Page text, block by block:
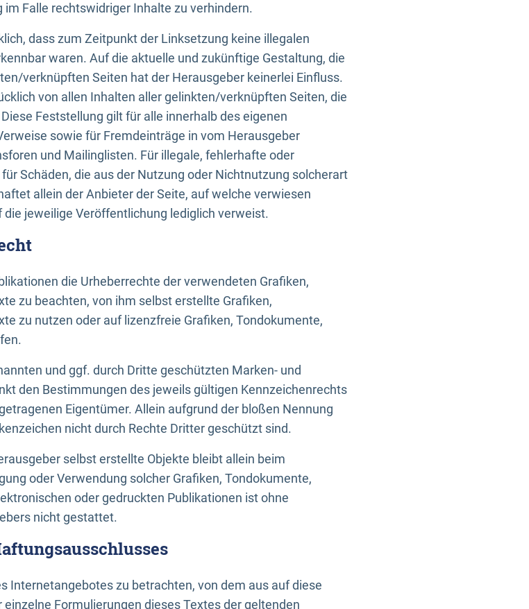
Falle rechtswidriger Inhalte zu verhindern.
dass zum Zeitpunkt der Linksetzung keine illegalen
waren. Auf die aktuelle und zukünftige Gestaltung, die
verknüpften Seiten hat der Herausgeber keinerlei Einfluss.
von allen Inhalten aller gelinkten/verknüpften Seiten, die
Feststellung gilt für alle innerhalb des eigenen
sowie für Fremdeinträge in vom Herausgeber
und Mailinglisten. Für illegale, fehlerhafte oder
Schäden, die aus der Nutzung oder Nichtnutzung solcherart
allein der Anbieter der Seite, auf welche verwiesen
jeweilige Veröffentlichung lediglich verweist.
die Urheberrechte der verwendeten Grafiken,
zu beachten, von ihm selbst erstellte Grafiken,
zu nutzen oder auf lizenzfreie Grafiken, Tondokumente,
und ggf. durch Dritte geschützten Marken- und
den Bestimmungen des jeweils gültigen Kennzeichenrechts
Eigentümer. Allein aufgrund der bloßen Nennung
nicht durch Rechte Dritter geschützt sind.
selbst erstellte Objekte bleibt allein beim
oder Verwendung solcher Grafiken, Tondokumente,
oder gedruckten Publikationen ist ohne
nicht gestattet.
Internetangebotes zu betrachten, von dem aus auf diese
Formulierungen dieses Textes der geltenden